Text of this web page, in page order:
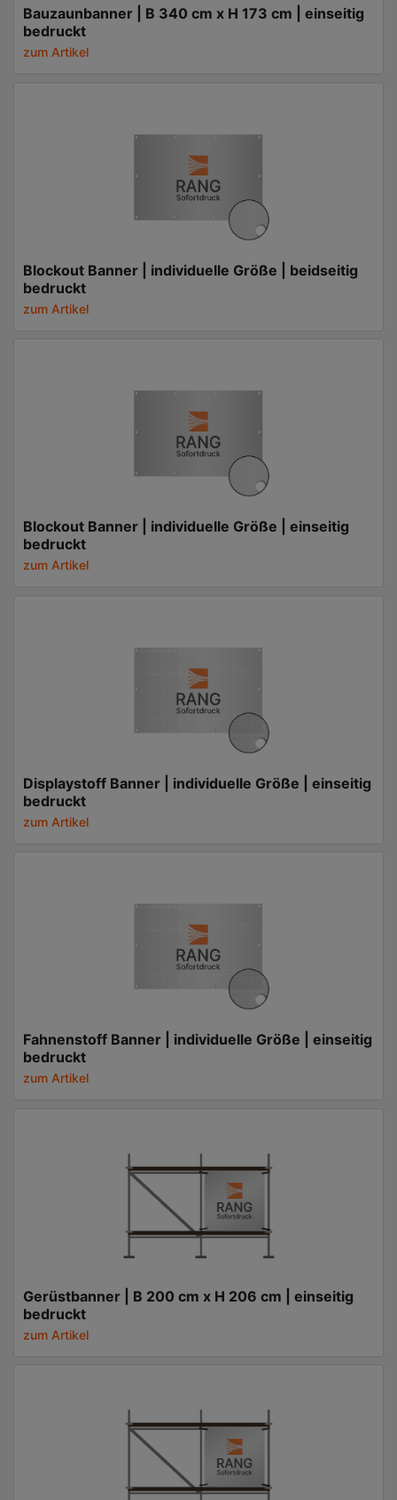
Bauzaunbanner | B 340 cm x H 173 cm | einseitig
bedruckt
zum Artikel
Blockout Banner | individuelle Größe | beidseitig
bedruckt
zum Artikel
Blockout Banner | individuelle Größe | einseitig
bedruckt
zum Artikel
Displaystoff Banner | individuelle Größe | einseitig
bedruckt
zum Artikel
Fahnenstoff Banner | individuelle Größe | einseitig
bedruckt
zum Artikel
Gerüstbanner | B 200 cm x H 206 cm | einseitig
bedruckt
zum Artikel